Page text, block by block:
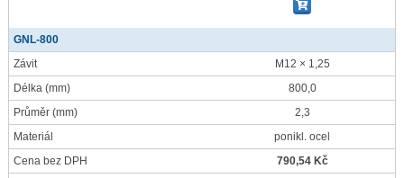
GNL-800
Závit
M12 × 1,25
Délka (mm)
800,0
Průměr (mm)
2,3
Materiál
ponikl. ocel
Cena bez DPH
790,54 Kč